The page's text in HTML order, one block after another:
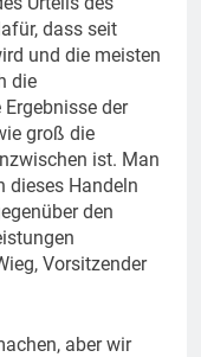
dass seit
und die meisten
die
der
groß die
ist. Man
dieses Handeln
den
Vorsitzender
aber wir